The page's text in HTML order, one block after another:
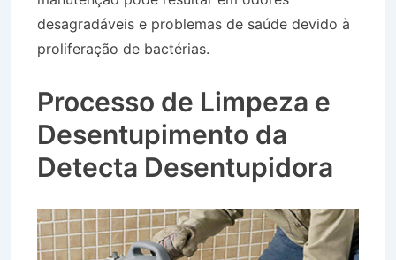
desagradáveis e problemas de saúde devido à
proliferação de bactérias.
Processo de Limpeza e
Desentupimento da
Detecta Desentupidora